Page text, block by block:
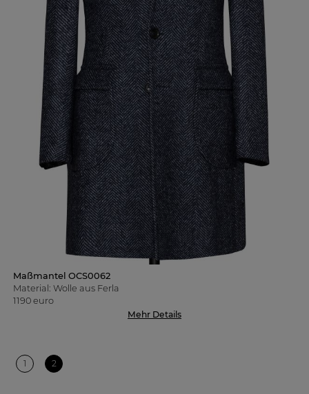
Maßmantel OCS0062
Material: Wolle aus Ferla
1190 euro
Mehr Details
1 2